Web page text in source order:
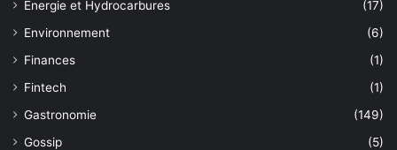
Energie et Hydrocarbures
(17)
Environnement
(6)
Finances
(1)
Fintech
(1)
Gastronomie
(149)
Gossip
(5)